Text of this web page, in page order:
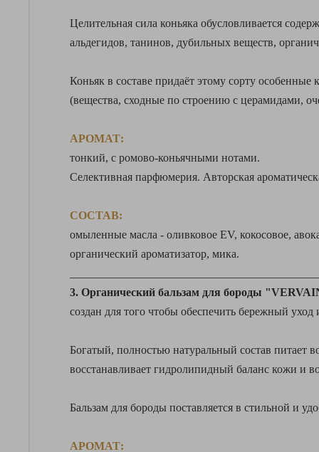
Целительная сила коньяка обусловливается
альдегидов, танинов, дубильных веществ,
Коньяк в составе придаёт этому сорту особенные
(вещества, сходные по строению с церамидами,
АРОМАТ:
тонкий, с ромово-коньячными нотами.
Селективная парфюмерия. Авторская
СОСТАВ:
омыленные масла - оливковое EV, кокосовое,
органический ароматизатор, мика.
3. Органический бальзам для бороды
создан для того чтобы обеспечить бережный
Богатый, полностью натуральный состав питает
восстанавливает гидролипидный баланс кожи и
Бальзам для бороды поставляется в стильной и
АРОМАТ: